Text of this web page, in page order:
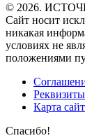
© 2026.
Сайт носит
никакая
условиях не
положениями
Реквизиты
Карта
Спасибо!